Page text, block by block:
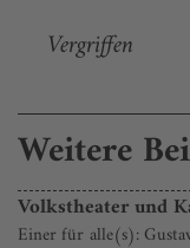
Vergriffen
Weitere
Volkstheater und
Einer für alle(s):